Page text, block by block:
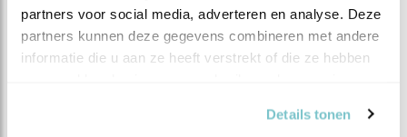
partners voor social media, adverteren en analyse. Deze
partners kunnen deze gegevens combineren met andere
informatie die u aan ze heeft verstrekt of die ze hebben
Details tonen